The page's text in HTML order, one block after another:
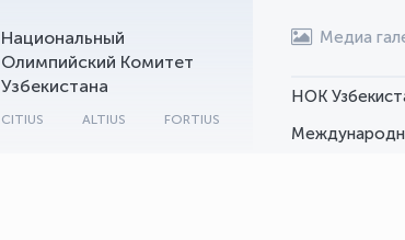
Национальный
Олимпийский Комитет
Узбекистана
CITIUS ALTIUS FORTIUS
Медиа
НОК